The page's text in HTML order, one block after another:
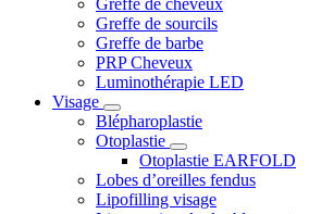
Greffe de cheveux
Greffe de sourcils
Greffe de barbe
PRP Cheveux
Luminothérapie LED
Visage
Blépharoplastie
Otoplastie
Otoplastie EARFOLD
Lobes d’oreilles fendus
Lipofilling visage